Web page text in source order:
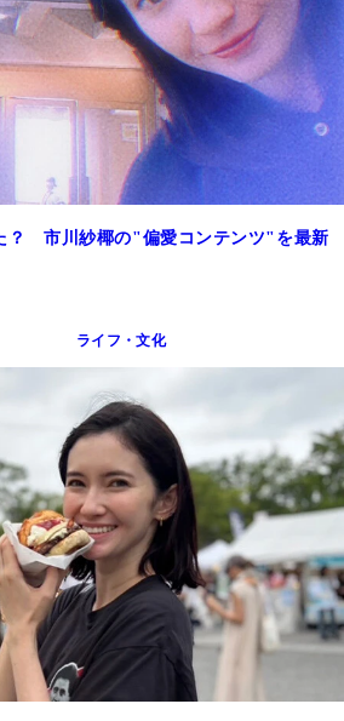
？ 市川紗椰の"偏愛コンテンツ"を最新
ライフ・文化